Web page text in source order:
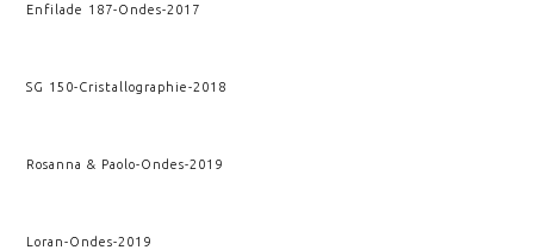
Enfilade 187-Ondes-2017
SG 150-Cristallographie-2018
Rosanna & Paolo-Ondes-2019
Loran-Ondes-2019